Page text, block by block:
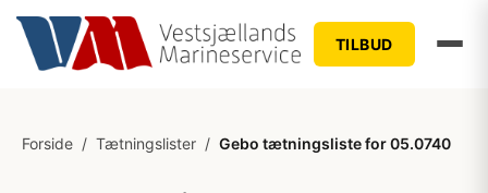
TILBUD
Forside / Tætningslister / Gebo tætningsliste for 05.0740